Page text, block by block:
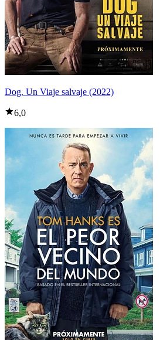
Dog. Un Viaje salvaje (2022)
6,0